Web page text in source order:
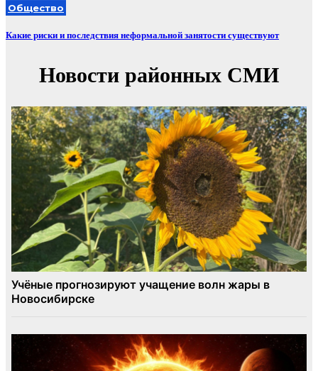
Общество
Какие риски и последствия неформальной занятости существуют